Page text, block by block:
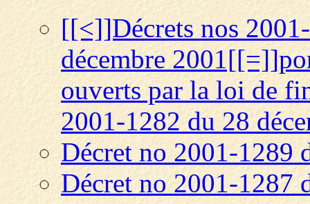
[[<]]Décrets nos
décembre
ouverts par la loi de
2001-1282 du 28
Décret no 2001-1289
Décret no 2001-1287